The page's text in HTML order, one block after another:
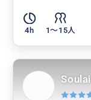
4h 1〜15人